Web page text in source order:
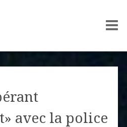
avec la police